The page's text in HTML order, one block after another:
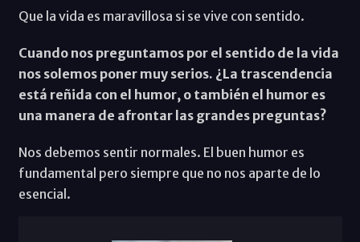
Que la vida es maravillosa si se vive con sentido.
Cuando nos preguntamos por el sentido de la vida
nos solemos poner muy serios. ¿La trascendencia
está reñida con el humor, o también el humor es
una manera de afrontar las grandes preguntas?
Nos debemos sentir normales. El buen humor es
fundamental pero siempre que no nos aparte de lo
esencial.